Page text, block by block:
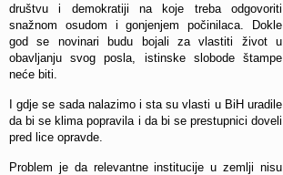
društvu i demokratiji na koje treba odgovoriti
snažnom osudom i gonjenjem počinilaca. Dokle
god se novinari budu bojali za vlastiti život u
obavljanju svog posla, istinske slobode štampe
neće biti.
I gdje se sada nalazimo i sta su vlasti u BiH uradile
da bi se klima popravila i da bi se prestupnici doveli
pred lice opravde.
Problem je da relevantne institucije u zemlji nisu